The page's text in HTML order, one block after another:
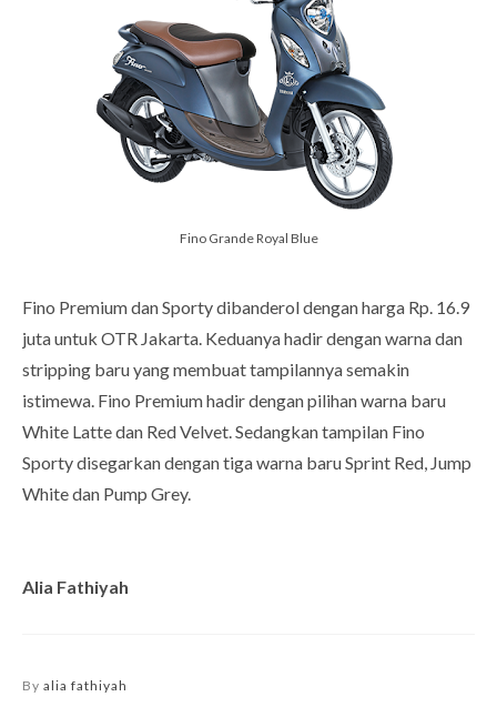
Fino Grande Royal Blue
Fino Premium dan Sporty dibanderol dengan harga Rp. 16.9
juta untuk OTR Jakarta. Keduanya hadir dengan warna dan
stripping baru yang membuat tampilannya semakin
istimewa. Fino Premium hadir dengan pilihan warna baru
White Latte dan Red Velvet. Sedangkan tampilan Fino
Sporty disegarkan dengan tiga warna baru Sprint Red, Jump
White dan Pump Grey.
Alia Fathiyah
By alia fathiyah